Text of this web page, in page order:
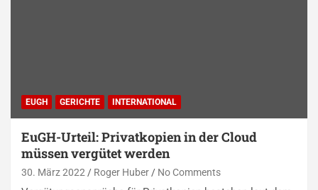
EUGH GERICHTE INTERNATIONAL
EuGH-Urteil: Privatkopien in der Cloud
müssen vergütet werden
30. März 2022 Roger Huber No Comments